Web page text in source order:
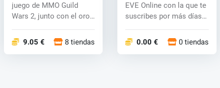
juego de MMO Guild
Wars 2, junto con el oro
9.05 € 8 tiendas
EVE Online con la que te
suscribes por más días
0.00 € 0 tiendas